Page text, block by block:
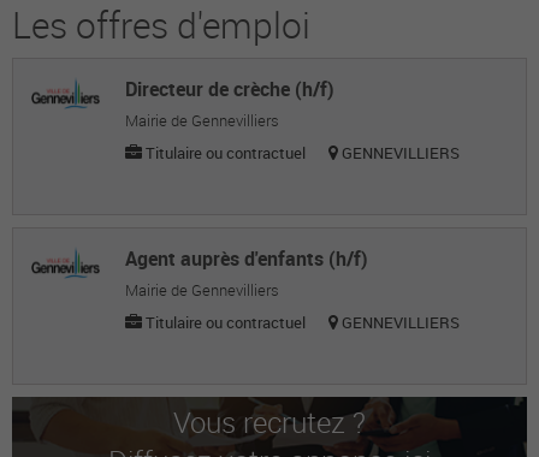
Christophe P.
Isabelle M.
Agente de police municipale
Mamadou C.
Agent de police municipale
Agent de police municipale
Les offres d'emploi
Directeur de crèche (h/f)
Mairie de Gennevilliers
Titulaire ou contractuel
GENNEVILLIERS
Agent auprès d'enfants (h/f)
Mairie de Gennevilliers
Titulaire ou contractuel
GENNEVILLIERS
Vous recrutez ?